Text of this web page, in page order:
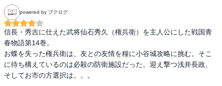
powered by ブクログ
信長・秀吉に仕えた武将仙石秀久（権兵衛）を主人公にした戦国青
春物語第14巻。
お蝶を失った権兵衛は、友との友情を糧に小谷城攻略に挑む。そこ
に待ち構えているのは必殺の防衛施設だった。迎え撃つ浅井長政、
そしてお市の方選択は。。。